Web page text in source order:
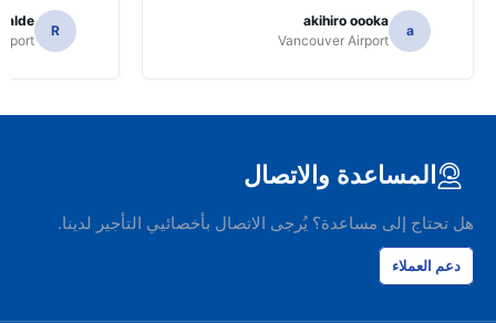
a
akihiro oooka
Vancouver Airport
R
المساعدة والاتصال
هل تحتاج إلى مساعدة؟ يُرجى الاتصال بأخصائيي التأجير لدينا.
دعم العملاء